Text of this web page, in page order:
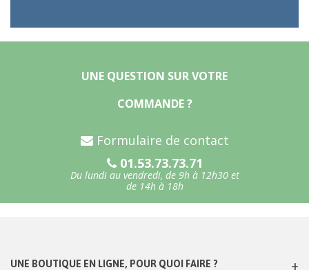
UNE QUESTION SUR VOTRE
COMMANDE ?
Formulaire de contact
01.53.73.73.71
Du lundi au vendredi, de 9h à 12h30 et
de 14h à 18h
UNE BOUTIQUE EN LIGNE, POUR QUOI FAIRE ?